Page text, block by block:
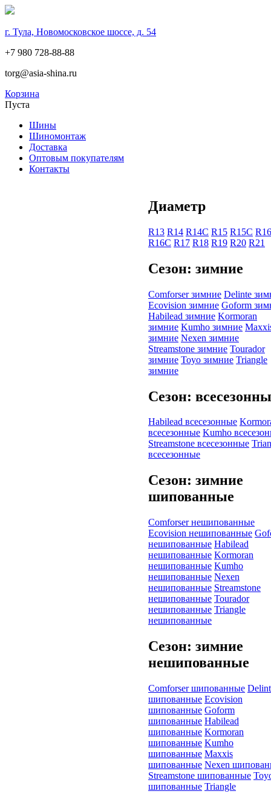
г. Тула, Новомосковское шоссе, д. 54
+7 980 728-88-88
torg@asia-shina.ru
Корзина
Пуста
Шины
Шиномонтаж
Доставка
Оптовым покупателям
Контакты
Диаметр
R13 R14 R14С R15 R15С R16
R16С R17 R18 R19 R20 R21
Сезон: зимние
Comforser зимние Delinte
Ecovision зимние Goform
Habilead зимние Kormoran
зимние Kumho зимние
зимние Nexen зимние
Streamstone зимние Tourador
зимние Toyo зимние Triangle
зимние
Сезон:
Habilead всесезонные
всесезонные Kumho
Streamstone всесезонные
всесезонные
Сезон: зимние
шипованные
Comforser нешипованные
Ecovision нешипованные
нешипованные Habilead
нешипованные Kormoran
нешипованные Kumho
нешипованные Nexen
нешипованные Streamstone
нешипованные Tourador
нешипованные Triangle
нешипованные
Сезон: зимние
нешипованные
Comforser шипованные
шипованные Ecovision
шипованные Goform
шипованные Habilead
шипованные Kormoran
шипованные Kumho
шипованные Maxxis
шипованные Nexen
Streamstone шипованные
шипованные Triangle